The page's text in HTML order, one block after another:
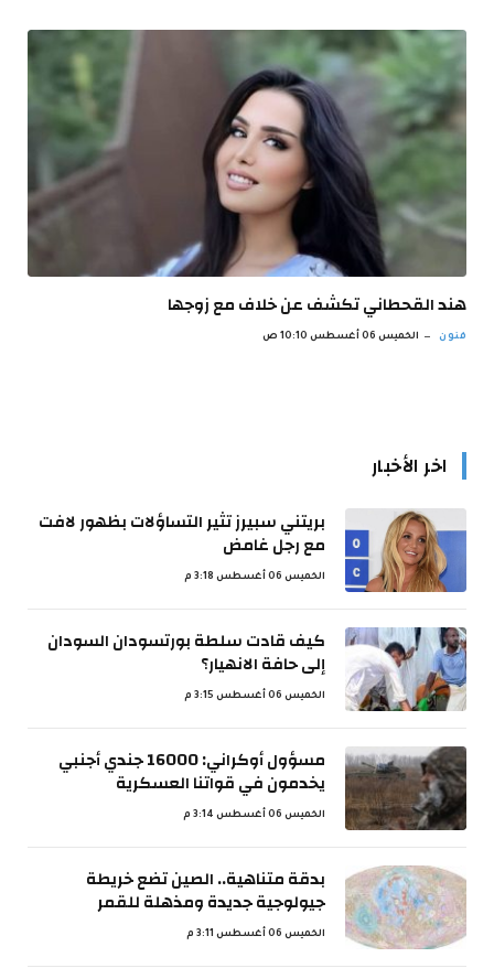
هند القحطاني تكشف عن خلاف مع زوجها
فنون الخميس 06 أغسطس 10:10 ص
اخر الأخبار
بريتني سبيرز تثير التساؤلات بظهور لافت
مع رجل غامض
الخميس 06 أغسطس 3:18 م
كيف قادت سلطة بورتسودان السودان
إلى حافة الانهيار؟
الخميس 06 أغسطس 3:15 م
مسؤول أوكراني: 16000 جندي أجنبي
يخدمون في قواتنا العسكرية
الخميس 06 أغسطس 3:14 م
بدقة متناهية.. الصين تضع خريطة
جيولوجية جديدة ومذهلة للقمر
الخميس 06 أغسطس 3:11 م